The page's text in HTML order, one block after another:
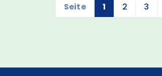
Seite 1 2 3